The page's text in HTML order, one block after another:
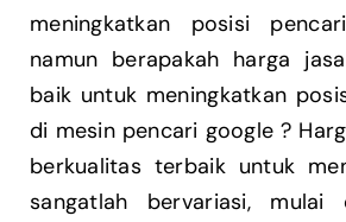
meningkatkan posisi
namun berapakah harga
baik untuk meningkatkan
di mesin pencari google ?
berkualitas terbaik untuk
sangatlah bervariasi,